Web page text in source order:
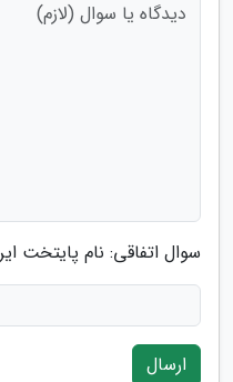
سوال اتفاقی: نام پایتخت
ارسال